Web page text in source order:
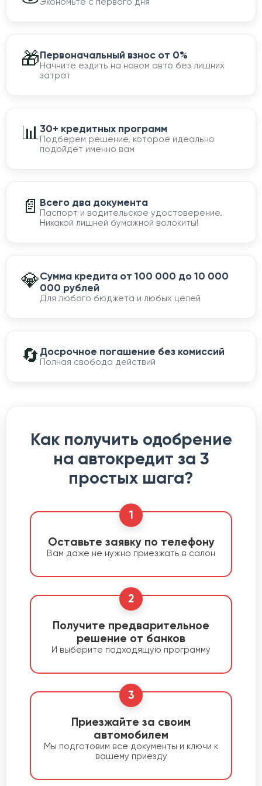
🎁Первоначальный взнос от 0%
Начните ездить на новом авто без лишних
затрат
📊30+ кредитных программ
Подберем решение, которое идеально
подойдет именно вам
📄 Всего два документа
Паспорт и водительское удостоверение.
Никакой лишней бумажной волокиты!
💎Сумма кредита от 100 000 до 10 000
000 рублей
Для любого бюджета и любых целей
🔄 Досрочное погашение без комиссий
Полная свобода действий
Как получить одобрение
на автокредит за 3
простых шага?
1
Оставьте заявку по телефону
Вам даже не нужно приезжать в салон
2
Получите предварительное
решение от банков
И выберите подходящую программу
3
Приезжайте за своим
автомобилем
Мы подготовим все документы и ключи к
вашему приезду